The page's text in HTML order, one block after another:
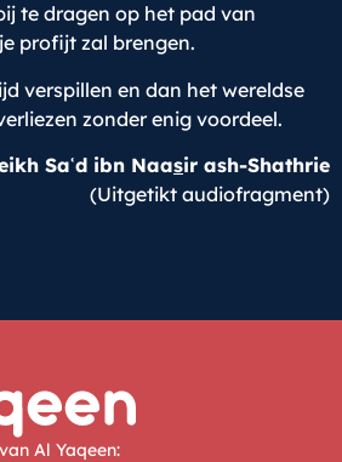
te dragen op het pad van
profijt zal brengen.
verspillen en dan het wereldse
zonder enig voordeel.
Saʿd ibn Naasir ash-Shathrie
(Uitgetikt audiofragment)
Al Yaqeen: